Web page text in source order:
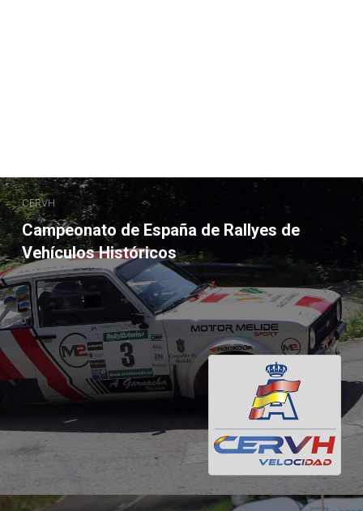
CERVH
Campeonato de España de Rallyes de
Vehículos Históricos